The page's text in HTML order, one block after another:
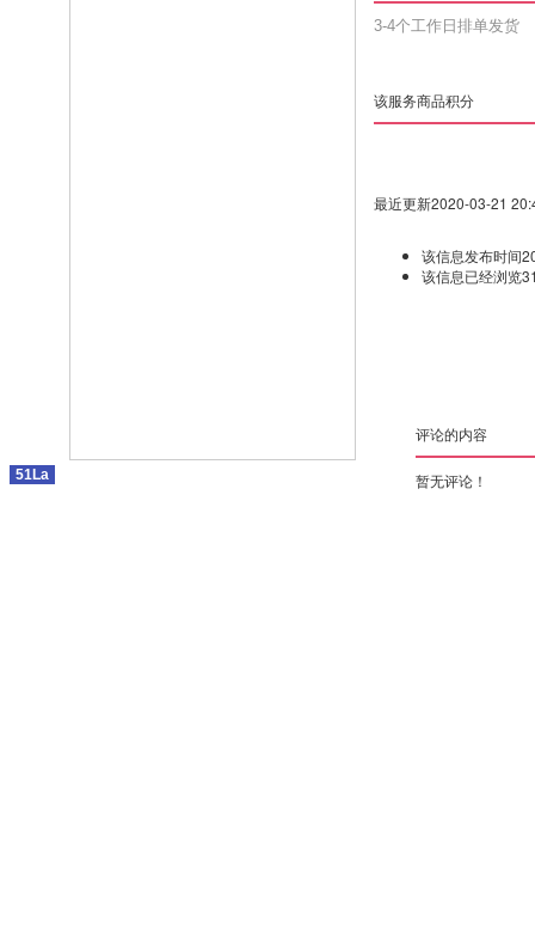
3-4个工作日排单发货
该服务商品积分
最近更新2020-03-21
该信息发布时间
该信息已经浏览
评论的内容
暂无评论！
51La